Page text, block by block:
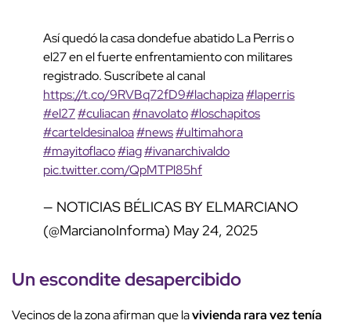
Así quedó la casa dondefue abatido La Perris o
el27 en el fuerte enfrentamiento con militares
registrado. Suscríbete al canal
https://t.co/9RVBq72fD9#lachapiza#laperris
#el27#culiacan#navolato#loschapitos
#carteldesinaloa#news#ultimahora
#mayitoflaco#iag#ivanarchivaldo
pic.twitter.com/QpMTPl85hf
— NOTICIAS BÉLICAS BY ELMARCIANO
(@MarcianoInforma) May 24, 2025
Un escondite desapercibido
Vecinos de la zona afirman que lavivienda rara vez tenía